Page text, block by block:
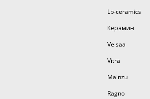
Lb-ceramics
Керамин
Velsaa
Vitra
Mainzu
Ragno